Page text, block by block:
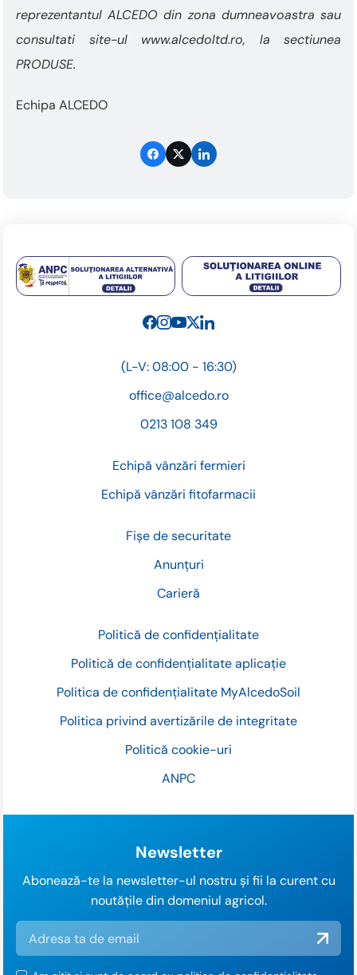
reprezentantul ALCEDO din zona dumneavoastra sau
consultati site-ul www.alcedoltd.ro, la sectiunea
PRODUSE.
Echipa ALCEDO
Fișe de securitate
Anunțuri
Carieră
Politică de confidențialitate
Politică de confidențialitate aplicație
Politica de confidențialitate MyAlcedoSoil
Politica privind avertizările de integritate
Politică cookie-uri
ANPC
(L-V: 08:00 - 16:30)
office@alcedo.ro
0213 108 349
Echipă vânzări fermieri
Echipă vânzări fitofarmacii
Newsletter
Abonează-te la newsletter-ul nostru și fii la curent cu
noutățile din domeniul agricol.